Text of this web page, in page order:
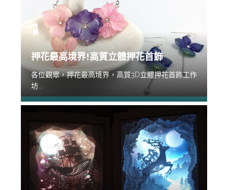
押花最高境界!高質立體押花首飾
各位觀眾，押花最高境界，高質3D立體押花首飾工作
坊...